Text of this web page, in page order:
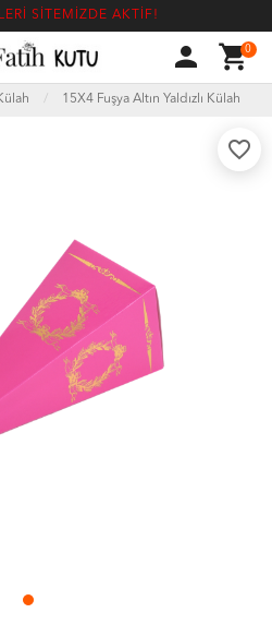
SİTEMİZDE AKTİF!
person shopping_cart0
15X4 Fuşya Altın Yaldızlı Külah
favorite_border